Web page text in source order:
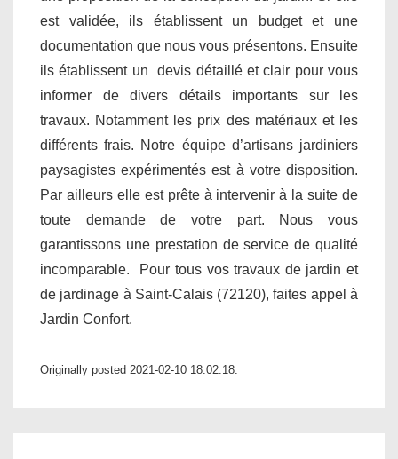
est validée, ils établissent un budget et une
documentation que nous vous présentons. Ensuite
ils établissent un devis détaillé et clair pour vous
informer de divers détails importants sur les
travaux. Notamment les prix des matériaux et les
différents frais. Notre équipe d’artisans jardiniers
paysagistes expérimentés est à votre disposition.
Par ailleurs elle est prête à intervenir à la suite de
toute demande de votre part. Nous vous
garantissons une prestation de service de qualité
incomparable. Pour tous vos travaux de jardin et
de jardinage à Saint-Calais (72120), faites appel à
Jardin Confort.
Originally posted 2021-02-10 18:02:18.